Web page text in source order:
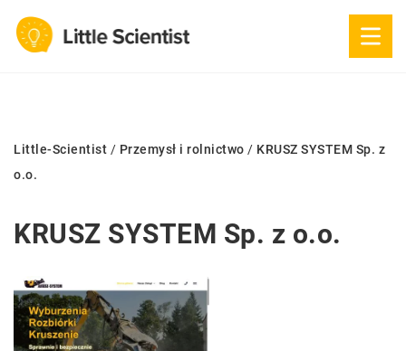
Little-Scientist / Przemysł i rolnictwo / KRUSZ SYSTEM Sp. z
o.o.
KRUSZ SYSTEM Sp. z o.o.